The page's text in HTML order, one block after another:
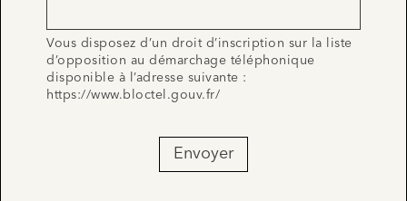
Vous disposez d’un droit d’inscription sur la liste
d’opposition au démarchage téléphonique
disponible à l’adresse suivante :
https://www.bloctel.gouv.fr/
Envoyer